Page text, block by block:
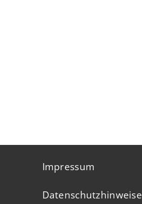
Impressum
Datenschutzhinweise